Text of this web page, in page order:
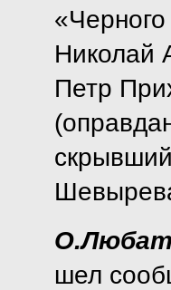
Николай
Петр
шел